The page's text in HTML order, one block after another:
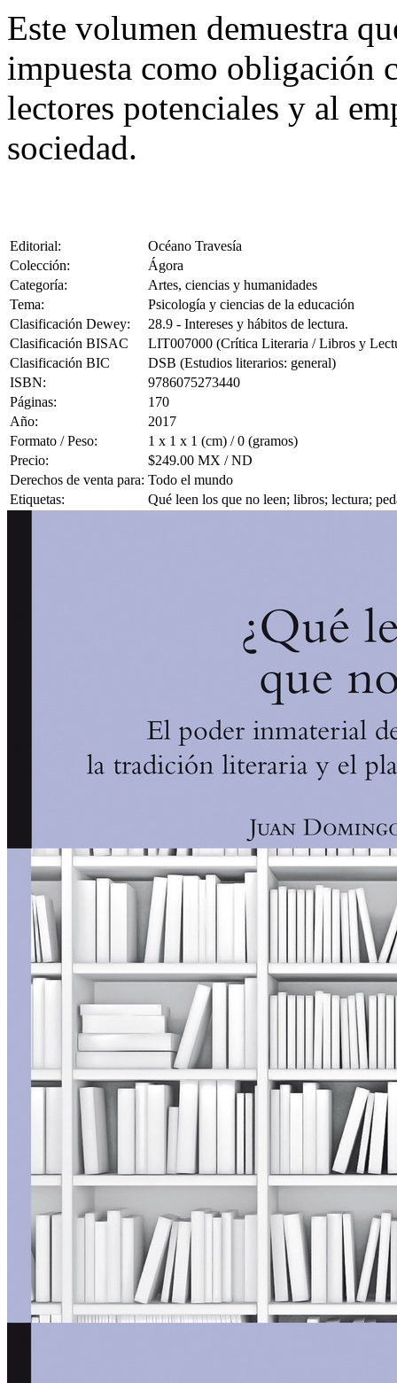
Este volumen demuestra
impuesta como obligación
lectores potenciales y al
sociedad.
Editorial:
Océano Travesía
Colección:
Ágora
Categoría:
Artes, ciencias y humanidades
Tema:
Psicología y ciencias de la educación
Clasificación Dewey:
28.9 - Intereses y hábitos de lectura.
Clasificación BISAC
LIT007000 (Crítica Literaria / Libros y
Clasificación BIC
DSB (Estudios literarios: general)
ISBN:
9786075273440
Páginas:
170
Año:
2017
Formato / Peso:
1 x 1 x 1 (cm) / 0 (gramos)
Precio:
$249.00 MX / ND
Derechos de venta para: Todo el mundo
Etiquetas:
Qué leen los que no leen; libros; lectura;